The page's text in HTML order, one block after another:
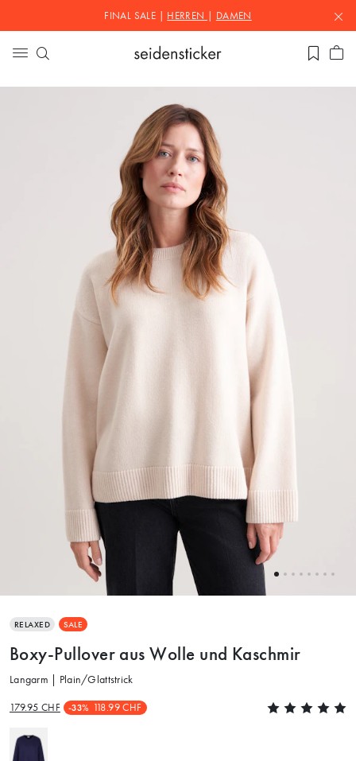
FINAL SALE | HERREN DAMEN
RELAXED SALE
Boxy-Pullover aus Wolle und Kaschmir
Langarm | Plain/Glattstrick
179.95 CHF -33% 118.99 CHF